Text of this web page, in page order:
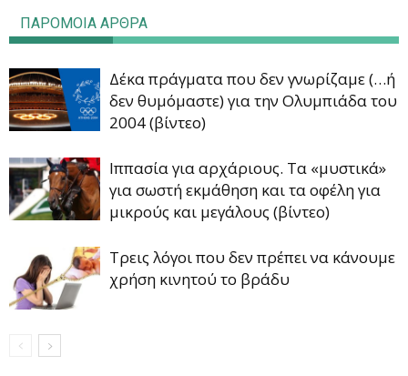
ΠΑΡΟΜΟΙΑ ΑΡΘΡΑ
Δέκα πράγματα που δεν γνωρίζαμε (…ή
δεν θυμόμαστε) για την Ολυμπιάδα του
2004 (βίντεο)
Ιππασία για αρχάριους. Τα «μυστικά»
για σωστή εκμάθηση και τα οφέλη για
μικρούς και μεγάλους (βίντεο)
Τρεις λόγοι που δεν πρέπει να κάνουμε
χρήση κινητού το βράδυ